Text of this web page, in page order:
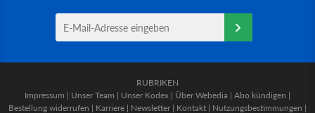
RUBRIKEN
Impressum | Unser Team | Unser Kodex | Über Webedia | Abo kündigen |
Bestellung widerrufen | Karriere | Newsletter | Kontakt | Nutzungsbestimmungen |